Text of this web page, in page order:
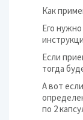
Как
Его
Если
тогда
А вот
по 2